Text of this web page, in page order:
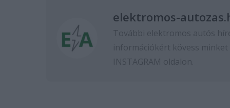
elektromos-
További elektromos autós
információkért kövess minket
INSTAGRAM oldalon.